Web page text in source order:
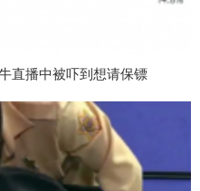
直播中被吓到想请保镖